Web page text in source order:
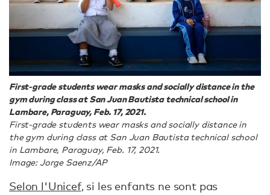
First-grade students wear masks and socially distance in the
gym during class at San Juan Bautista technical school in
Lambare, Paraguay, Feb. 17, 2021.
First-grade students wear masks and socially distance in
the gym during class at San Juan Bautista technical school
in Lambare, Paraguay, Feb. 17, 2021.
Image: Jorge Saenz/AP
Selon l'Unicef, si les enfants ne sont pas